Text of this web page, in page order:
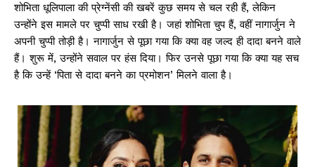
शोभिता धूलिपाला की प्रेग्नेंसी की खबरें कुछ समय से चल रही हैं, लेकिन
उन्होंने इस मामले पर चुप्पी साध रखी है। जहां शोभिता चुप हैं, वहीं नागार्जुन ने
अपनी चुप्पी तोड़ी है। नागार्जुन से पूछा गया कि क्या वह जल्द ही दादा बनने वाले
हैं। शुरू में, उन्होंने सवाल पर हंस दिया। फिर उनसे पूछा गया कि क्या यह सच
है कि उन्हें ‘पिता से दादा बनने का प्रमोशन’ मिलने वाला है।